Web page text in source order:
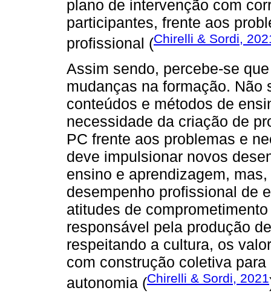
plano de intervenção com
participantes, frente aos
profissional (Chirelli & Sordi,
Assim sendo, percebe-se
mudanças na formação. Não
conteúdos e métodos de
necessidade da criação de
PC frente aos problemas e
deve impulsionar novos
ensino e aprendizagem,
desempenho profissional de
atitudes de
responsável pela produção
respeitando a cultura, os
com construção coletiva
autonomia (Chirelli & Sordi, 2021